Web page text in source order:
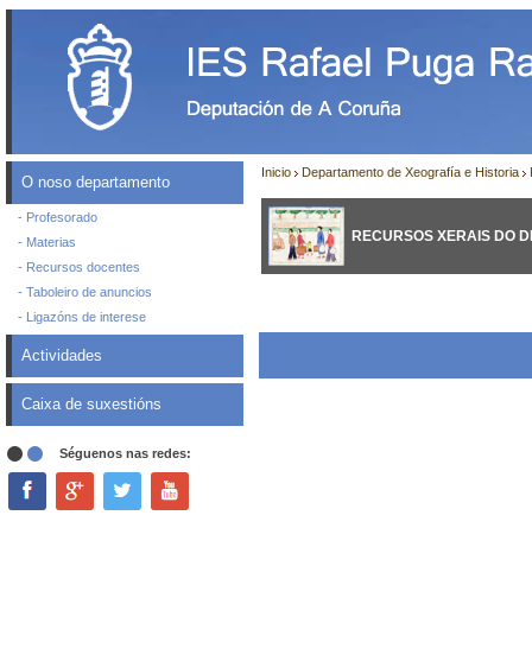
O noso departamento
- Profesorado
- Materias
- Recursos docentes
- Taboleiro de anuncios
- Ligazóns de interese
Actividades
Caixa de suxestións
Séguenos nas redes:
Inicio Departamento de Xeografía e Historia
RECURSOS XERAIS DO